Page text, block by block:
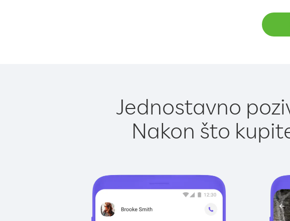
Jednostavno
Nakon što